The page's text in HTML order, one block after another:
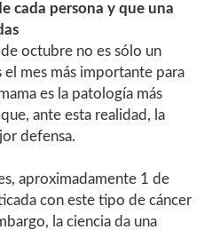
cada persona y que una
octubre no es sólo un
mes más importante para
es la patología más
ante esta realidad, la
defensa.
aproximadamente 1 de
con este tipo de cáncer
la ciencia da una